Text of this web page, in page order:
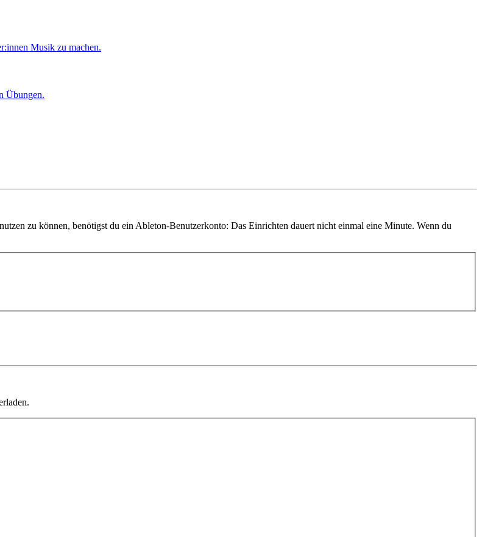
Musik zu machen.
Übungen.
zu können, benötigst du ein Ableton-Benutzerkonto: Das Einrichten dauert nicht einmal eine Minute. Wenn du